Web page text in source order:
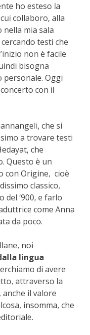
ho esteso la
collaboro, alla
nella mia sala
testi che
non è facile
bisogna
personale. Oggi
con il
che si
a trovare testi
che
Questo è un
con Origine, cioè
classico,
‘900, e farlo
come Anna
da poco.
noi
lingua
di avere
attraverso la
il valore
insomma, che